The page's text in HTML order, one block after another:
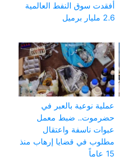
أفقدت سوق النفط العالمية
2.6 مليار برميل
عملية نوعية بالعبر في
حضرموت.. ضبط معمل
عبوات ناسفة واعتقال
مطلوب في قضايا إرهاب منذ
15 عاماً